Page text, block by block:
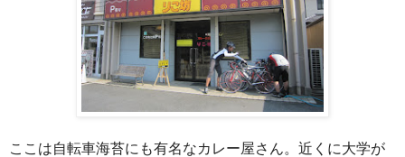
ここは自転車海苔にも有名なカレー屋さん。近くに大学が